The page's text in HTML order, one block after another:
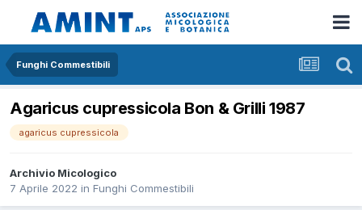
Funghi Commestibili
Agaricus cupressicola Bon & Grilli 1987
agaricus cupressicola
Archivio Micologico
7 Aprile 2022 in Funghi Commestibili